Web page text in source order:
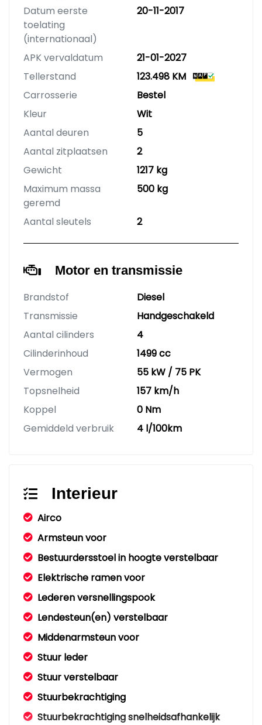
Datum eerste
toelating
(internationaal)
20-11-2017
APK vervaldatum
21-01-2027
Tellerstand
123.498 KM
Carrosserie
Bestel
Kleur
Wit
Aantal deuren
5
Aantal zitplaatsen
2
Gewicht
1217 kg
Maximum massa
geremd
500 kg
Aantal sleutels 2
Motor en transmissie
Brandstof
Diesel
Transmissie
Handgeschakeld
Aantal cilinders
4
Cilinderinhoud
1499 cc
Vermogen
55 kW / 75 PK
Topsnelheid
157 km/h
Koppel
0 Nm
Gemiddeld verbruik
4 l/100km
Interieur
Airco
Armsteun voor
Bestuurdersstoel in hoogte verstelbaar
Elektrische ramen voor
Lederen versnellingspook
Lendesteun(en) verstelbaar
Middenarmsteun voor
Stuur leder
Stuur verstelbaar
Stuurbekrachtiging
Stuurbekrachtiging snelheidsafhankelijk